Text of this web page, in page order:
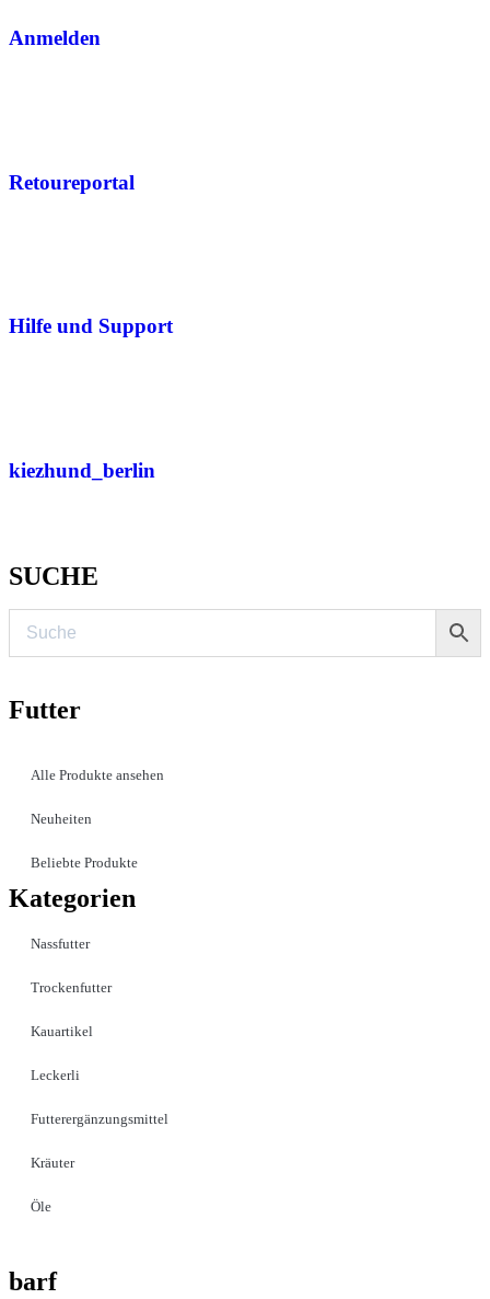
Anmelden
Retoureportal
Hilfe und Support
kiezhund_berlin
SUCHE
Futter
Alle Produkte ansehen
Neuheiten
Beliebte Produkte
Kategorien
Nassfutter
Trockenfutter
Kauartikel
Leckerli
Futterergänzungsmittel
Kräuter
Öle
barf